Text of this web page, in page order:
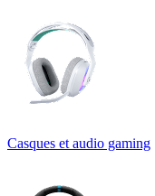
Casques et audio gaming